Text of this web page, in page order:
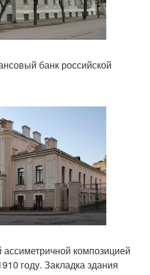
банк российской
композицией
году. Закладка здания